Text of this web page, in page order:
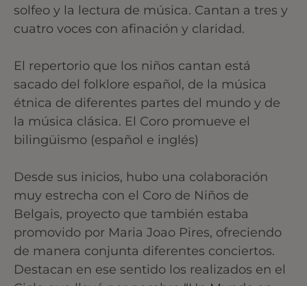
solfeo y la lectura de música. Cantan a tres y
cuatro voces con afinación y claridad.
El repertorio que los niños cantan está
sacado del folklore español, de la música
étnica de diferentes partes del mundo y de
la música clásica. El Coro promueve el
bilingüismo (español e inglés)
Desde sus inicios, hubo una colaboración
muy estrecha con el Coro de Niños de
Belgais, proyecto que también estaba
promovido por Maria Joao Pires, ofreciendo
de manera conjunta diferentes conciertos.
Destacan en ese sentido los realizados en el